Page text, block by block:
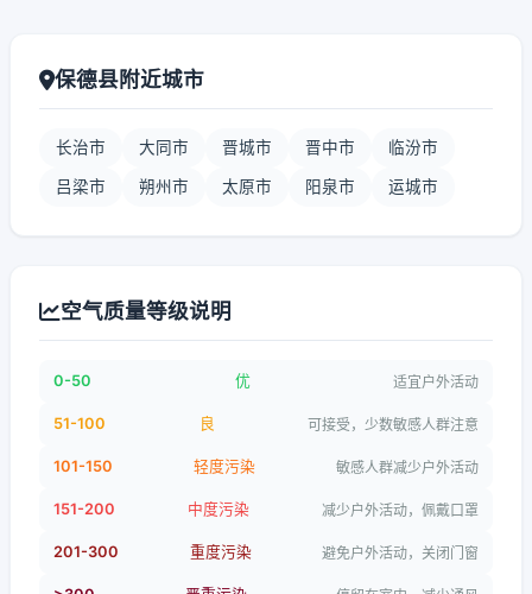
保德县附近城市
长治市 大同市 晋城市 晋中市 临汾市
吕梁市 朔州市 太原市 阳泉市 运城市
空气质量等级说明
0-50 优 适宜户外活动
51-100 良 可接受，少数敏感人群注意
101-150 轻度污染 敏感人群减少户外活动
151-200 中度污染 减少户外活动，佩戴口罩
201-300 重度污染 避免户外活动，关闭门窗